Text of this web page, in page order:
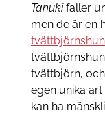
Tanukifaller
men de är en
tvättbjörn,
egen unika
kan ha